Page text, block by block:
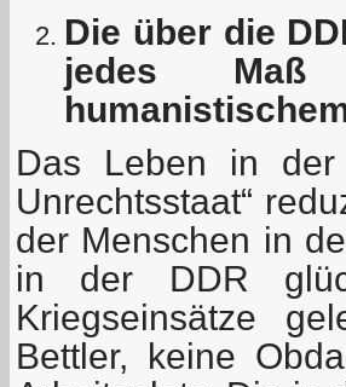
Die über die
jedes Maß
Das Leben in der
Unrechtsstaat“
der Menschen in
in der DDR
Kriegseinsätze
Bettler, keine